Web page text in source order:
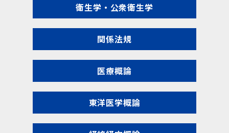
衛生学・公衆衛生学
関係法規
医療概論
東洋医学概論